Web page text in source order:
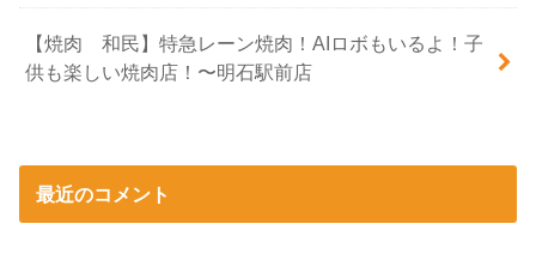
【焼肉 和民】特急レーン焼肉！AIロボもいるよ！子
供も楽しい焼肉店！〜明石駅前店
最近のコメント